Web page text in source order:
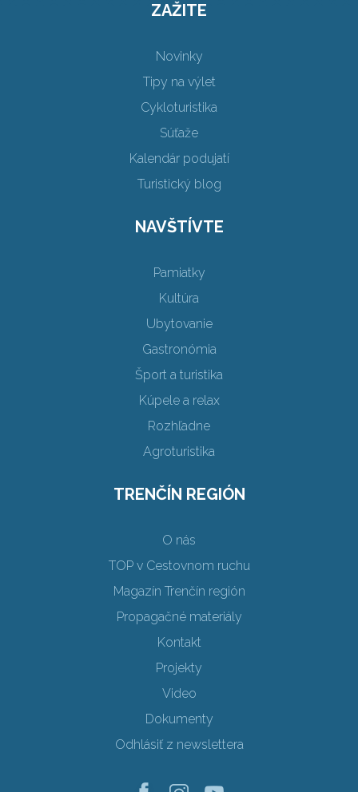
ZAŽITE
Novinky
Tipy na výlet
Cykloturistika
Súťaže
Kalendár podujatí
Turistický blog
NAVŠTÍVTE
Pamiatky
Kultúra
Ubytovanie
Gastronómia
Šport a turistika
Kúpele a relax
Rozhľadne
Agroturistika
TRENČÍN REGIÓN
O nás
TOP v Cestovnom ruchu
Magazín Trenčín región
Propagačné materiály
Kontakt
Projekty
Video
Dokumenty
Odhlásiť z newslettera